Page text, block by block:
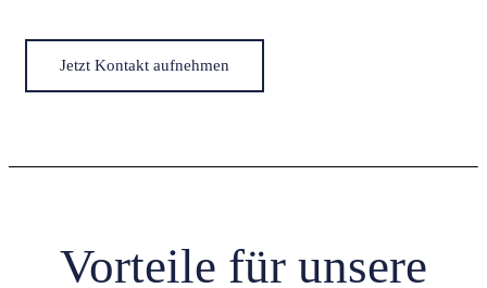
Jetzt Kontakt aufnehmen
Vorteile für unsere